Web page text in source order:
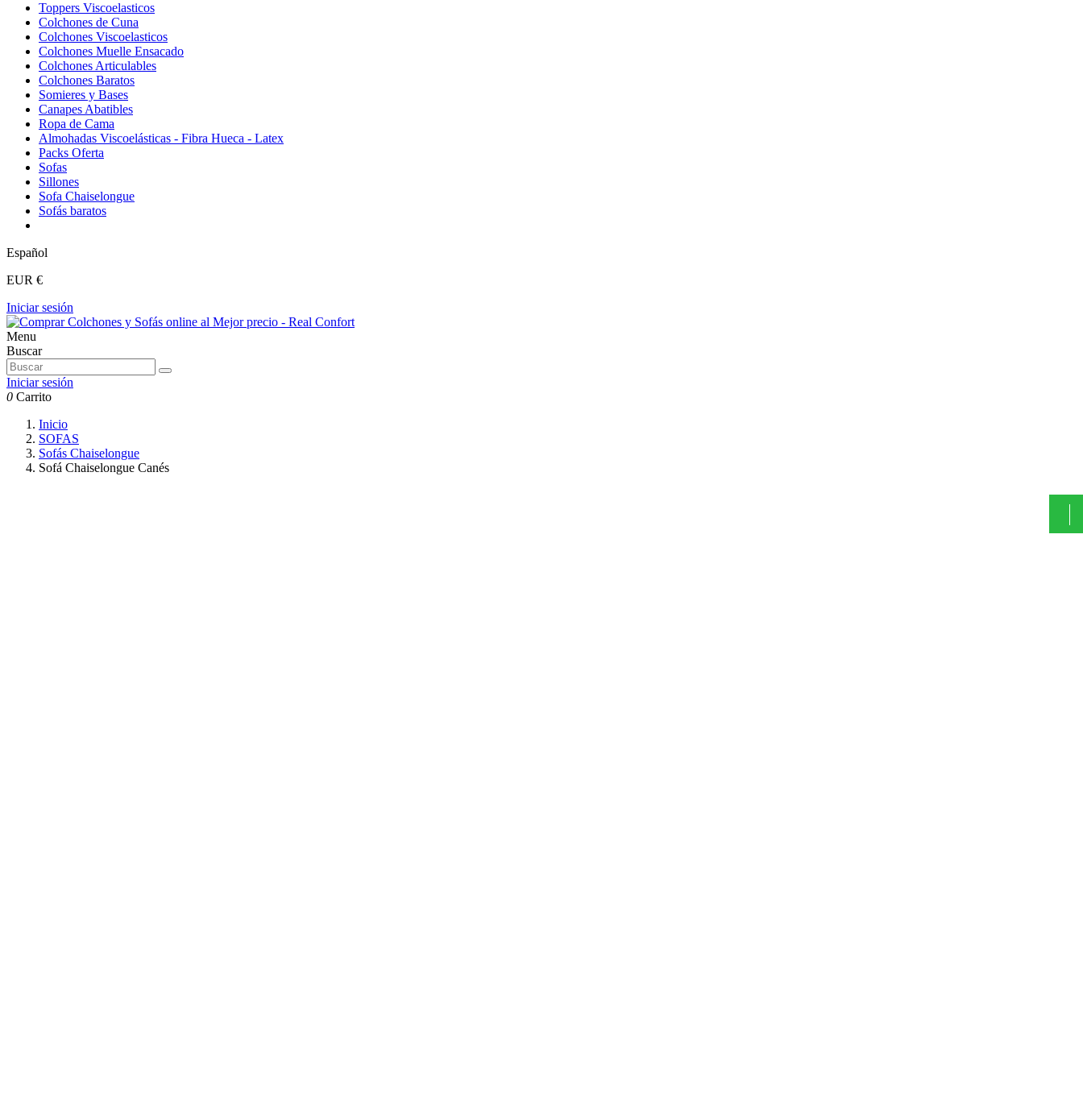
Toppers Viscoelasticos
Colchones de Cuna
Colchones Viscoelasticos
Colchones Muelle Ensacado
Colchones Articulables
Colchones Baratos
Somieres y Bases
Canapes Abatibles
Ropa de Cama
Almohadas Viscoelásticas - Fibra Hueca - Latex
Packs Oferta
Sofas
Sillones
Sofa Chaiselongue
Sofás baratos
Español
EUR €
Iniciar sesión
Menu
Buscar
Iniciar sesión
0 Carrito
Inicio
SOFAS
Sofás Chaiselongue
Sofá Chaiselongue Canés